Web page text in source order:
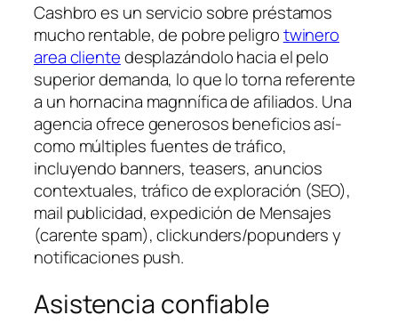
Cashbro es un servicio sobre préstamos
mucho rentable, de pobre peligrotwinero
area clientedesplazándolo hacia el pelo
superior demanda, lo que lo torna referente
a un hornacina magnnífica de afiliados. Una
agencia ofrece generosos beneficios así­
como múltiples fuentes de tráfico,
incluyendo banners, teasers, anuncios
contextuales, tráfico de exploración (SEO),
mail publicidad, expedición de Mensajes
(carente spam), clickunders/popunders y
notificaciones push.
Asistencia confiable